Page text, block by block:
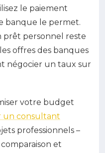
le paiement
banque le permet.
prêt personnel reste
offres des banques
négocier un taux sur
votre budget
un consultant
professionnels –
et